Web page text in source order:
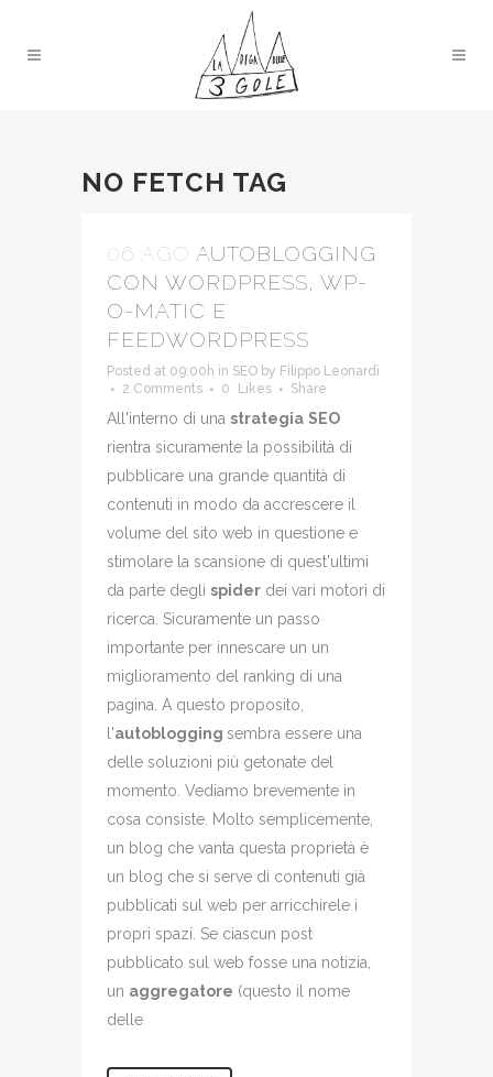
NO FETCH TAG
06 AGO AUTOBLOGGING
CON WORDPRESS, WP-
O-MATIC E
FEEDWORDPRESS
Posted at 09:00h in SEO by Filippo Leonardi
2 Comments
0 Likes Share
All'interno di una strategia SEO
rientra sicuramente la possibilità di
pubblicare una grande quantità di
contenuti in modo da accrescere il
volume del sito web in questione e
stimolare la scansione di quest'ultimi
da parte degli spider dei vari motori di
ricerca. Sicuramente un passo
importante per innescare un un
miglioramento del ranking di una
pagina. A questo proposito,
l'autoblogging sembra essere una
delle soluzioni più getonate del
momento. Vediamo brevemente in
cosa consiste. Molto semplicemente,
un blog che vanta questa proprietà è
un blog che si serve di contenuti già
pubblicati sul web per arricchirele i
propri spazi. Se ciascun post
pubblicato sul web fosse una notizia,
un aggregatore (questo il nome
delle